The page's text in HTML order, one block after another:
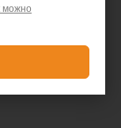
можно